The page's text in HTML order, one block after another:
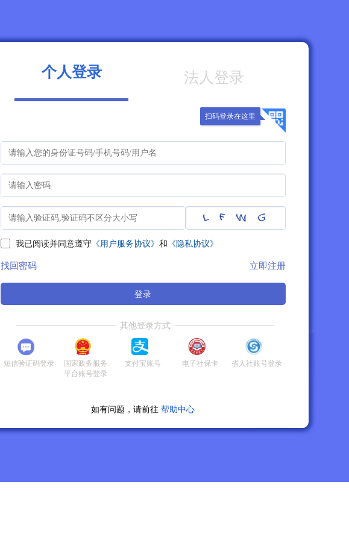
个人登录 法人登录
扫码登录在这里
我已阅读并同意遵守《用户服务协议》 和 《隐私协议》
找回密码 立即注册
登录
其他登录方式
短信验证码登录
国家政务服务
平台账号登录
支付宝账号 电子社保卡 省人社账号登录
如有问题，请前往 帮助中心